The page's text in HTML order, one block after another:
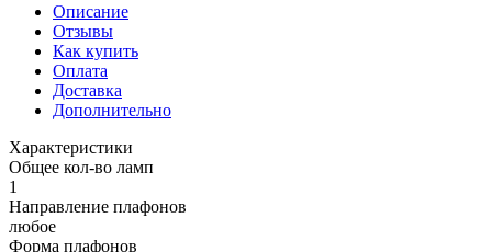
Описание
Отзывы
Как купить
Оплата
Доставка
Дополнительно
Характеристики
Общее кол-во ламп
1
Направление плафонов
любое
Форма плафонов